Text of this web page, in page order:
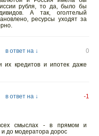
рубля, то да, было бы
А так, оголтелый
ресурсы уходят за
в ответ на ↓
0
их кредитов и ипотек даже
в ответ на ↓
-1
смыслах - в прямом и
до модератора дорос